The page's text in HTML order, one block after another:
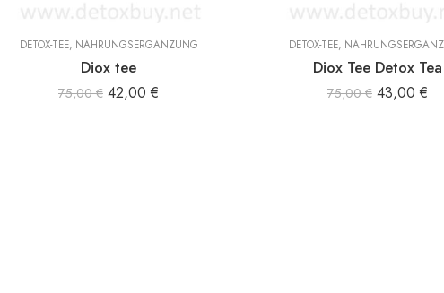
DETOX-TEE, NAHRUNGSERGÄNZUNG
Diox tee
75,00€ 42,00 €
DETOX-TEE,
Diox Tee Detox Tea
75,00€ 43,00 €